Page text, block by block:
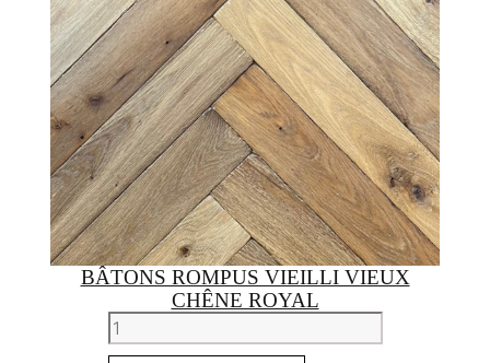
BÂTONS ROMPUS VIEILLI VIEUX
CHÊNE ROYAL
quantité
de